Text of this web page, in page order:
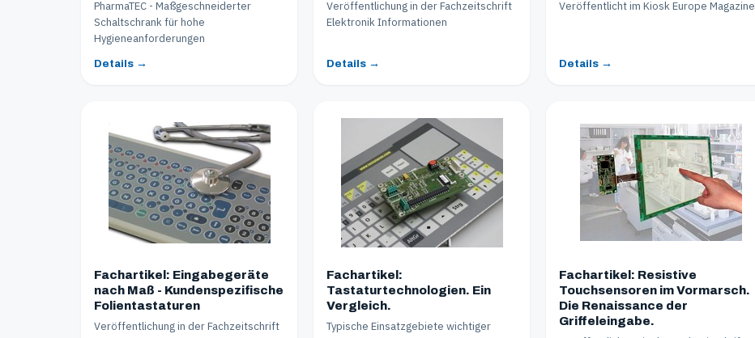
PharmaTEC - Maßgeschneiderter
Schaltschrank für hohe
Hygieneanforderungen
Details →
Veröffentlichung in der Fachzeitschrift
Elektronik Informationen
Details →
Veröffentlicht im Kiosk Europe Magazine
Details →
Fachartikel: Eingabegeräte
nach Maß - Kundenspezifische
Folientastaturen
Veröffentlichung in der Fachzeitschrift
Fachartikel:
Tastaturtechnologien. Ein
Vergleich.
Typische Einsatzgebiete wichtiger
Fachartikel: Resistive
Touchsensoren im Vormarsch.
Die Renaissance der
Griffeleingabe.